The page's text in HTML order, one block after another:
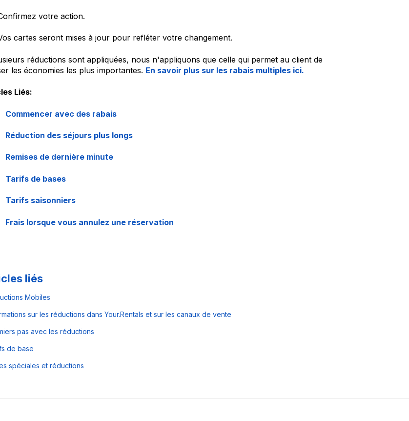
votre action.
cartes seront mises à jour pour refléter votre changement.
réductions sont appliquées, nous n'appliquons que celle qui permet au client de
les économies les plus importantes. En savoir plus sur les rabais multiples ici.
Liés:
Commencer avec des rabais
Réduction des séjours plus longs
Remises de dernière minute
Tarifs de bases
Tarifs saisonniers
Frais lorsque vous annulez une réservation
liés
Mobiles
sur les réductions dans Your.Rentals et sur les canaux de vente
pas avec les réductions
de base
spéciales et réductions